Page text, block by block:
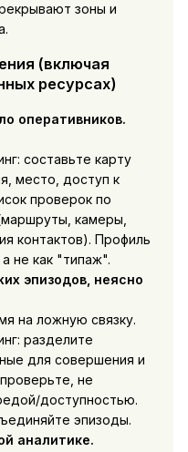
зоны и
(включая
ресурсах)
оперативников.
составьте карту
место, доступ к
проверок по
камеры,
контактов). Профиль
не как "типаж".
эпизодов, неясно
на ложную связку.
разделите
для совершения и
не
доступностью.
эпизоды.
аналитике.